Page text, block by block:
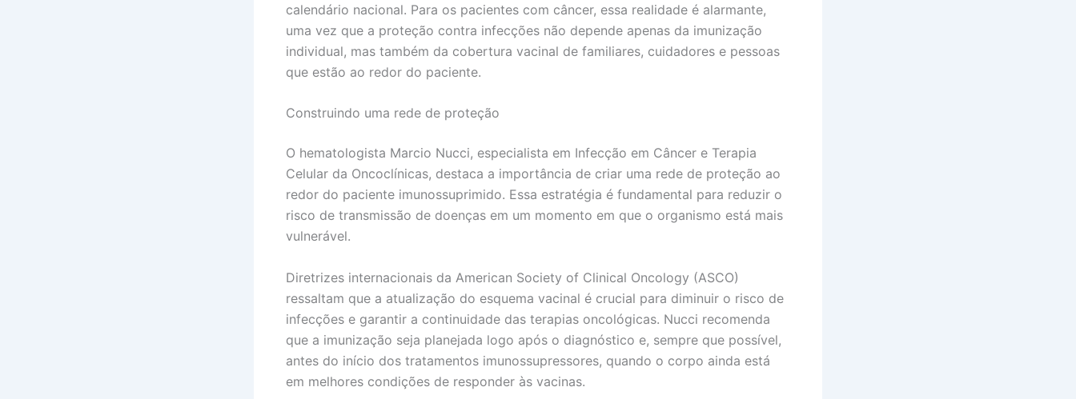
calendário nacional. Para os pacientes com câncer, essa realidade é alarmante,
uma vez que a proteção contra infecções não depende apenas da imunização
individual, mas também da cobertura vacinal de familiares, cuidadores e pessoas
que estão ao redor do paciente.
Construindo uma rede de proteção
O hematologista Marcio Nucci, especialista em Infecção em Câncer e Terapia
Celular da Oncoclínicas, destaca a importância de criar uma rede de proteção ao
redor do paciente imunossuprimido. Essa estratégia é fundamental para reduzir o
risco de transmissão de doenças em um momento em que o organismo está mais
vulnerável.
Diretrizes internacionais da American Society of Clinical Oncology (ASCO)
ressaltam que a atualização do esquema vacinal é crucial para diminuir o risco de
infecções e garantir a continuidade das terapias oncológicas. Nucci recomenda
que a imunização seja planejada logo após o diagnóstico e, sempre que possível,
antes do início dos tratamentos imunossupressores, quando o corpo ainda está
em melhores condições de responder às vacinas.